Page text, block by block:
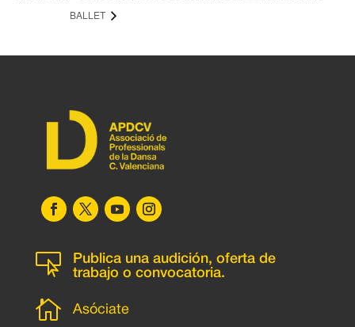
BALLET

Publica una audición, oferta de
trabajo o convocatoria.
 Asóciate